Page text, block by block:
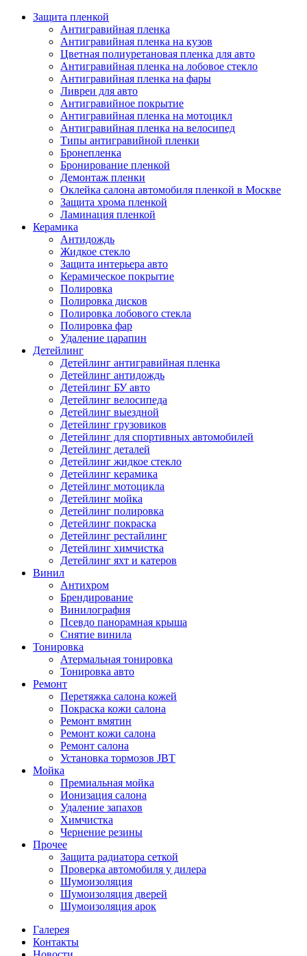
Защита пленкой
Антигравийная пленка
Антигравийная пленка на кузов
Цветная полиуретановая пленка для авто
Антигравийная пленка на лобовое стекло
Антигравийная пленка на фары
Ливреи для авто
Антигравийное покрытие
Антигравийная пленка на мотоцикл
Антигравийная пленка на велосипед
Типы антигравийной пленки
Бронепленка
Бронирование пленкой
Демонтаж пленки
Оклейка салона автомобиля пленкой в Москве
Защита хрома пленкой
Ламинация пленкой
Керамика
Антидождь
Жидкое стекло
Защита интерьера авто
Керамическое покрытие
Полировка
Полировка дисков
Полировка лобового стекла
Полировка фар
Удаление царапин
Детейлинг
Детейлинг антигравийная пленка
Детейлинг антидождь
Детейлинг БУ авто
Детейлинг велосипеда
Детейлинг выездной
Детейлинг грузовиков
Детейлинг для спортивных автомобилей
Детейлинг деталей
Детейлинг жидкое стекло
Детейлинг керамика
Детейлинг мотоцикла
Детейлинг мойка
Детейлинг полировка
Детейлинг покраска
Детейлинг рестайлинг
Детейлинг химчистка
Детейлинг яхт и катеров
Винил
Антихром
Брендирование
Винилография
Псевдо панорамная крыша
Снятие винила
Тонировка
Атермальная тонировка
Тонировка авто
Ремонт
Перетяжка салона кожей
Покраска кожи салона
Ремонт вмятин
Ремонт кожи салона
Ремонт салона
Установка тормозов JBT
Мойка
Премиальная мойка
Ионизация салона
Удаление запахов
Химчистка
Чернение резины
Прочее
Защита радиатора сеткой
Проверка автомобиля у дилера
Шумоизоляция
Шумоизоляция дверей
Шумоизоляция арок
Галерея
Контакты